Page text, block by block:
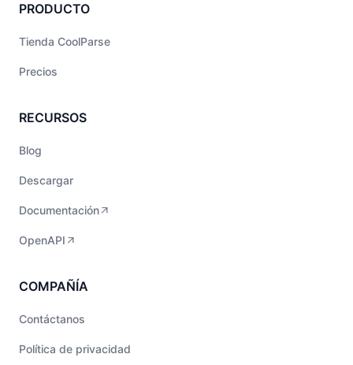
PRODUCTO
Tienda CoolParse
Precios
RECURSOS
Blog
Descargar
Documentación
OpenAPI
COMPAÑÍA
Contáctanos
Política de privacidad